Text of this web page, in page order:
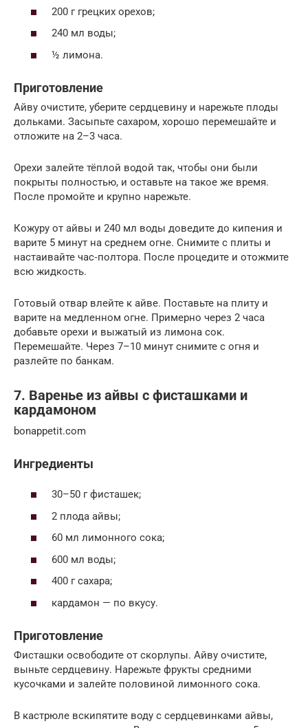
200 г грецких орехов;
240 мл воды;
½ лимона.
Приготовление
Айву очистите, уберите сердцевину и нарежьте плоды
дольками. Засыпьте сахаром, хорошо перемешайте и
отложите на 2–3 часа.
Орехи залейте тёплой водой так, чтобы они были
покрыты полностью, и оставьте на такое же время.
После промойте и крупно нарежьте.
Кожуру от айвы и 240 мл воды доведите до кипения и
варите 5 минут на среднем огне. Снимите с плиты и
настаивайте час‑полтора. После процедите и отожмите
всю жидкость.
Готовый отвар влейте к айве. Поставьте на плиту и
варите на медленном огне. Примерно через 2 часа
добавьте орехи и выжатый из лимона сок.
Перемешайте. Через 7–10 минут снимите с огня и
разлейте по банкам.
7. Варенье из айвы с фисташками и
кардамоном
bonappetit.com
Ингредиенты
30–50 г фисташек;
2 плода айвы;
60 мл лимонного сока;
600 мл воды;
400 г сахара;
кардамон — по вкусу.
Приготовление
Фисташки освободите от скорлупы. Айву очистите,
выньте сердцевину. Нарежьте фрукты средними
кусочками и залейте половиной лимонного сока.
В кастрюле вскипятите воду с сердцевинками айвы,